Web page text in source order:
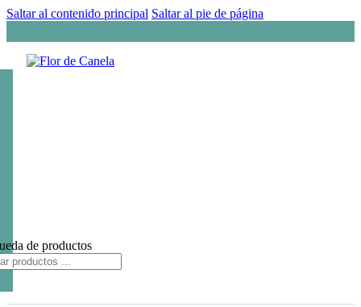
Saltar al contenido principal Saltar al pie de página
de productos